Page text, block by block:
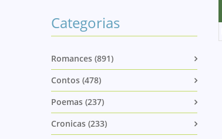
Categorias
Romances (891)
Contos (478)
Poemas (237)
Cronicas (233)